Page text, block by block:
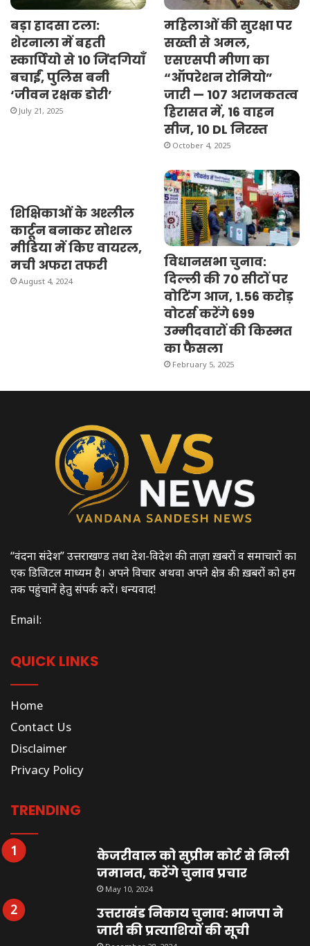
बड़ा हादसा टला:
शेरनाला में बहती
स्कार्पियो से 10 जिंदगियाँ
बचाईं, पुलिस बनी
‘जीवन रक्षक डोरी’
July 21, 2025
महिलाओं की सुरक्षा पर
सख्ती से अमल,
एसएसपी मीणा का
“ऑपरेशन रोमियो”
जारी — 107 अराजकतत्व
हिरासत में, 16 वाहन
सीज, 10 DL निरस्त
October 4, 2025
शिक्षिकाओं के अश्लील
कार्टून बनाकर सोशल
मीडिया में किए वायरल,
मची अफरा तफरी
August 4, 2024
विधानसभा चुनाव:
दिल्ली की 70 सीटों पर
वोटिंग आज, 1.56 करोड़
वोटर्स करेंगे 699
उम्मीदवारों की किस्मत
का फैसला
February 5, 2025
“वंदना संदेश” उत्तराखण्ड तथा देश-विदेश की ताज़ा ख़बरों व समाचारों का
एक डिजिटल माध्यम है। अपने विचार अथवा अपने क्षेत्र की ख़बरों को हम
तक पहुंचानें हेतु संपर्क करें। धन्यवाद!
Email:
QUICK LINKS
Home
Contact Us
Disclaimer
Privacy Policy
TRENDING
केजरीवाल को सुप्रीम कोर्ट से मिली
जमानत, करेंगे चुनाव प्रचार
May 10, 2024
उत्तराखंड निकाय चुनाव: भाजपा ने
जारी की प्रत्याशियों की सूची